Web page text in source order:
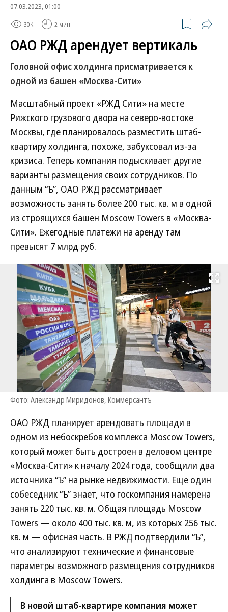
07.03.2023, 01:00
30K 2 мин.
ОАО РЖД арендует вертикаль
Головной офис холдинга присматривается к
одной из башен «Москва-Сити»
Масштабный проект «РЖД Сити» на месте
Рижского грузового двора на северо-востоке
Москвы, где планировалось разместить штаб-
квартиру холдинга, похоже, забуксовал из-за
кризиса. Теперь компания подыскивает другие
варианты размещения своих сотрудников. По
данным “Ъ”, ОАО РЖД рассматривает
возможность занять более 200 тыс. кв. м в одной
из строящихся башен Moscow Towers в «Москва-
Сити». Ежегодные платежи на аренду там
превысят 7 млрд руб.
Развернуть
Фото: Александр Миридонов, Коммерсантъ
ОАО РЖД планирует арендовать площади в
одном из небоскребов комплекса Moscow Towers,
который может быть достроен в деловом центре
«Москва-Сити» к началу 2024 года, сообщили два
источника “Ъ” на рынке недвижимости. Еще один
собеседник “Ъ” знает, что госкомпания намерена
занять 220 тыс. кв. м. Общая площадь Moscow
Towers — около 400 тыс. кв. м, из которых 256 тыс.
кв. м — офисная часть. В РЖД подтвердили “Ъ”,
что анализируют технические и финансовые
параметры возможного размещения сотрудников
холдинга в Moscow Towers.
В новой штаб-квартире компания может